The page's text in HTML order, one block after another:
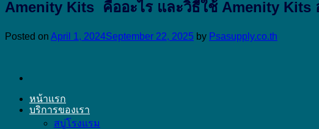
หน้าแรก
บริการของเรา
สบู่โรงแรม
Amenity Kits คืออะไร และวิธีใช้ Amenity Kits
Posted on April 1, 2024September 22, 2025 by Psasupply.co.th